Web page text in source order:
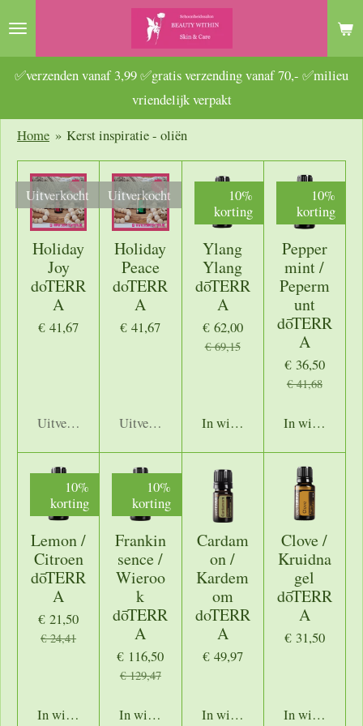
Ga
naar
hoofdinhoud
✅verzenden vanaf 3,99 ✅gratis verzending vanaf 70,- ✅milieu
vriendelijk verpakt
Home » Kerst inspiratie - oliën
Uitverkocht
Holiday
Joy
doTERR
A
€ 41,67
Uitverkocht
Uitverkocht
Holiday
Peace
doTERR
A
€ 41,67
Uitverkocht
10%
korting
Ylang
Ylang
dōTERR
A
€ 62,00
€ 69,15
In winkelwagen
10%
korting
Pepper
mint /
Peperm
unt
dōTERR
A
€ 36,50
€ 41,68
In
10%
korting
Lemon /
Citroen
dōTERR
A
€ 21,50
€ 24,41
In winkelwagen
10%
korting
Frankin
sence /
Wieroo
k
dōTERR
A
€ 116,50
€ 129,47
In winkelwagen
Cardam
on /
Kardem
om
doTERR
A
€ 49,97
In winkelwagen
Clove /
Kruidna
gel
dōTERR
A
€ 31,50
In